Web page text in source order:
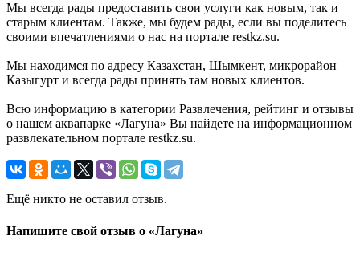
Мы всегда рады предоставить свои услуги как новым, так и
старым клиентам. Также, мы будем рады, если вы поделитесь
своими впечатлениями о нас на портале restkz.su.
Мы находимся по адресу Казахстан, Шымкент, микрорайон
Казыгурт и всегда рады принять там новых клиентов.
Всю информацию в категории Развлечения, рейтинг и отзывы
о нашем аквапарке «Лагуна» Вы найдете на информационном
развлекательном портале restkz.su.
Ещё никто не оставил отзыв.
Напишите свой отзыв о «Лагуна»